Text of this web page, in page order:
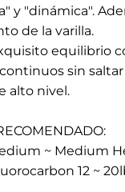
y "dinámica".
de la varilla.
equilibrio
sin
alto nivel.
~ Medium
12 ~